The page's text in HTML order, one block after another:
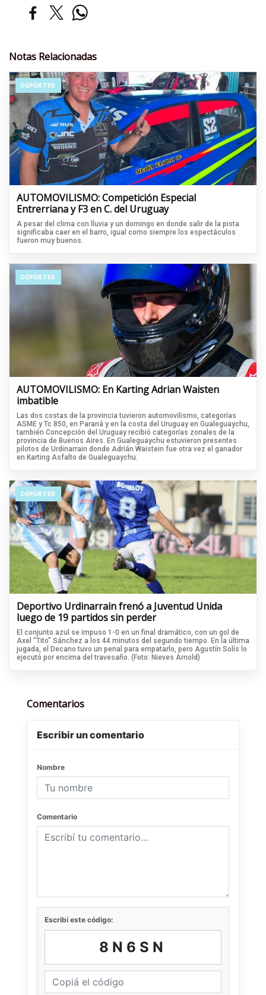
Notas Relacionadas
DEPORTES
AUTOMOVILISMO: Competición Especial
Entrerriana y F3 en C. del Uruguay
A pesar del clima con lluvia y un domingo en donde salir de la pista
significaba caer en el barro, igual como siempre los espectáculos
fueron muy buenos.
DEPORTES
AUTOMOVILISMO: En Karting Adrian Waisten
imbatible
Las dos costas de la provincia tuvieron automovilismo, categorías
ASME y Tc 850, en Paraná y en la costa del Uruguay en Gualeguaychu,
también Concepción del Uruguay recibió categorías zonales de la
provincia de Buenos Aires. En Gualeguaychu estuvieron presentes
pilotos de Urdinarrain donde Adrián Waistein fue otra vez el ganador
en Karting Asfalto de Gualeguaychu.
DEPORTES
Deportivo Urdinarrain frenó a Juventud Unida
luego de 19 partidos sin perder
El conjunto azul se impuso 1-0 en un final dramático, con un gol de
Axel “Tito” Sánchez a los 44 minutos del segundo tiempo. En la última
jugada, el Decano tuvo un penal para empatarlo, pero Agustín Solís lo
ejecutó por encima del travesaño. (Foto: Nieves Arnold)
Comentarios
Escribir un comentario
Nombre
Comentario
Escribí este código:
8N6SN